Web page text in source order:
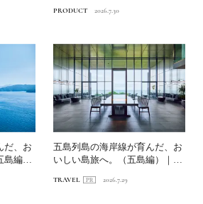
PRODUCT 2026.7.30
だ、お
島編）
五島列島の海岸線が育んだ、お
いしい島旅へ。（五島編）｜
TRAVEL 2026.7.29